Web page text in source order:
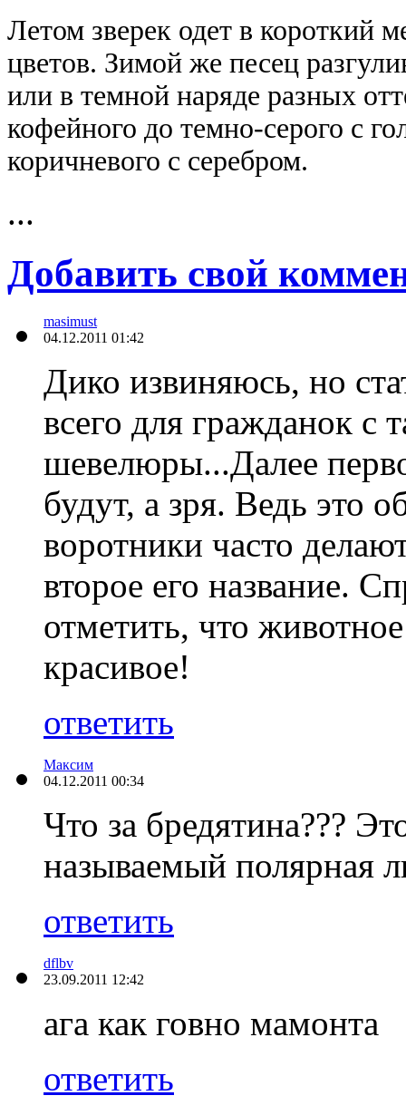
Летом зверек одет в короткий
цветов. Зимой же песец
или в темной наряде разных
кофейного до темно-серого с
коричневого с серебром.
...
Добавить свой
masimust
04.12.2011 01:42
Дико извиняюсь, но
всего для гражданок с
шевелюры...Далее
будут, а зря. Ведь это
воротники часто
второе его название.
отметить, что
красивое!
ответить
Максим
04.12.2011 00:34
Что за бредятина???
называемый полярная
ответить
dflbv
23.09.2011 12:42
ага как говно мамонта
ответить